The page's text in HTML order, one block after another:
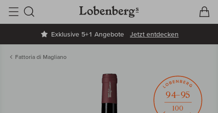
Exklusive 5+1 Angebote Jetzt entdecken
Suche
Fattoria di Magliano
94–95
100